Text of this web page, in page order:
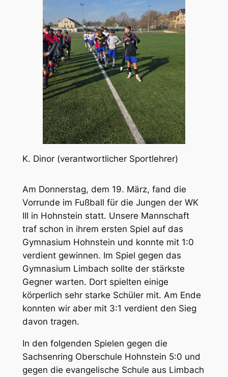
K. Dinor (verantwortlicher Sportlehrer)
Am Donnerstag, dem 19. März, fand die
Vorrunde im Fußball für die Jungen der WK
III in Hohnstein statt. Unsere Mannschaft
traf schon in ihrem ersten Spiel auf das
Gymnasium Hohnstein und konnte mit 1:0
verdient gewinnen. Im Spiel gegen das
Gymnasium Limbach sollte der stärkste
Gegner warten. Dort spielten einige
körperlich sehr starke Schüler mit. Am Ende
konnten wir aber mit 3:1 verdient den Sieg
davon tragen.
In den folgenden Spielen gegen die
Sachsenring Oberschule Hohnstein 5:0 und
gegen die evangelische Schule aus Limbach